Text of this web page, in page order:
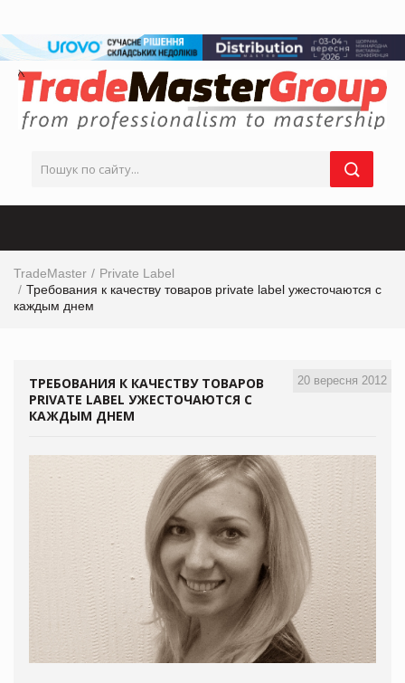
TradeMaster
Private Label
Требования к качеству товаров private label ужесточаются с
каждым днем
20 вересня 2012
ТРЕБОВАНИЯ К КАЧЕСТВУ ТОВАРОВ
PRIVATE LABEL УЖЕСТОЧАЮТСЯ С
КАЖДЫМ ДНЕМ